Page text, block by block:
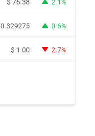
$ 76.38 2.1%
0.329275 0.6%
$ 1.00 2.7%